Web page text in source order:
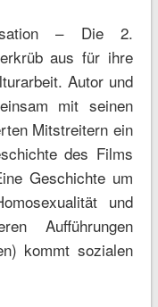
– Die 2.
aus für ihre
Autor und
mit seinen
Mitstreitern ein
des Films
Geschichte um
und
Aufführungen
kommt sozialen